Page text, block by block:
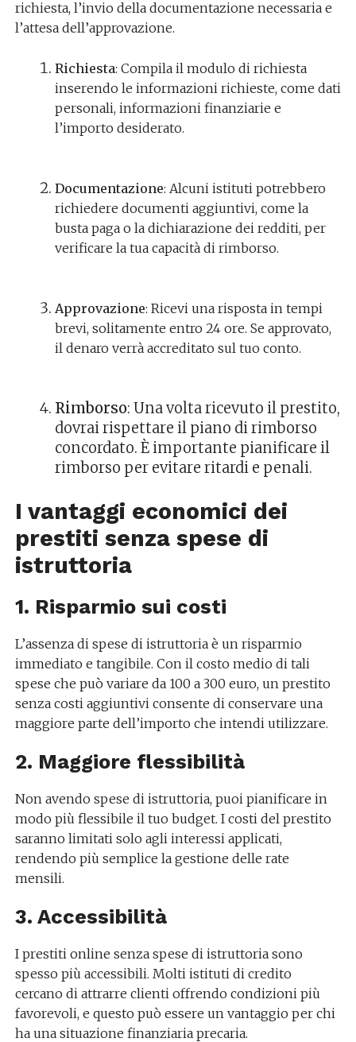
richiesta, l’invio della documentazione necessaria e
l’attesa dell’approvazione.
Richiesta: Compila il modulo di richiesta
inserendo le informazioni richieste, come dati
personali, informazioni finanziarie e
l’importo desiderato.
Documentazione: Alcuni istituti potrebbero
richiedere documenti aggiuntivi, come la
busta paga o la dichiarazione dei redditi, per
verificare la tua capacità di rimborso.
Approvazione: Ricevi una risposta in tempi
brevi, solitamente entro 24 ore. Se approvato,
il denaro verrà accreditato sul tuo conto.
Rimborso: Una volta ricevuto il prestito,
dovrai rispettare il piano di rimborso
concordato. È importante pianificare il
rimborso per evitare ritardi e penali.
I vantaggi economici dei
prestiti senza spese di
istruttoria
1. Risparmio sui costi
L’assenza di spese di istruttoria è un risparmio
immediato e tangibile. Con il costo medio di tali
spese che può variare da 100 a 300 euro, un prestito
senza costi aggiuntivi consente di conservare una
maggiore parte dell’importo che intendi utilizzare.
2. Maggiore flessibilità
Non avendo spese di istruttoria, puoi pianificare in
modo più flessibile il tuo budget. I costi del prestito
saranno limitati solo agli interessi applicati,
rendendo più semplice la gestione delle rate
mensili.
3. Accessibilità
I prestiti online senza spese di istruttoria sono
spesso più accessibili. Molti istituti di credito
cercano di attrarre clienti offrendo condizioni più
favorevoli, e questo può essere un vantaggio per chi
ha una situazione finanziaria precaria.